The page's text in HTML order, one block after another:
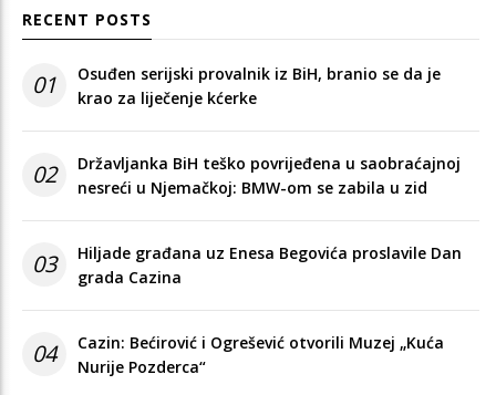
RECENT POSTS
01
Osuđen serijski provalnik iz BiH, branio se da je
krao za liječenje kćerke
02
Državljanka BiH teško povrijeđena u saobraćajnoj
nesreći u Njemačkoj: BMW-om se zabila u zid
03
Hiljade građana uz Enesa Begovića proslavile Dan
grada Cazina
04
Cazin: Bećirović i Ogrešević otvorili Muzej „Kuća
Nurije Pozderca“